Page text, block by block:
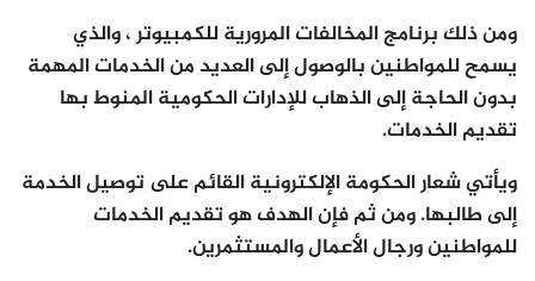
ومن ذلك برنامج المخالفات المرورية للكمبيوتر ، والذي
يسمح للمواطنين بالوصول إلى العديد من الخدمات المهمة
بدون الحاجة إلى الذهاب للإدارات الحكومية المنوط بها
تقديم الخدمات.
ويأتي شعار الحكومة الإلكترونية القائم على توصيل الخدمة
إلى طالبها. ومن ثم فإن الهدف هو تقديم الخدمات
للمواطنين ورجال الأعمال والمستثمرين.